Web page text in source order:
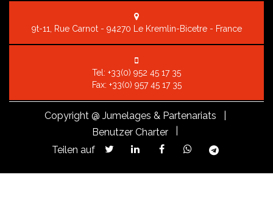
9t-11, Rue Carnot - 94270 Le Kremlin-Bicetre - France
Tel: +33(0) 952 45 17 35
Fax: +33(0) 957 45 17 35
Copyright@ Jumelages & Partenariats |
Benutzer Charter
Teilen auf